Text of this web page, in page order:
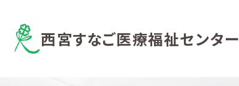
西宮すなご医療福祉センター